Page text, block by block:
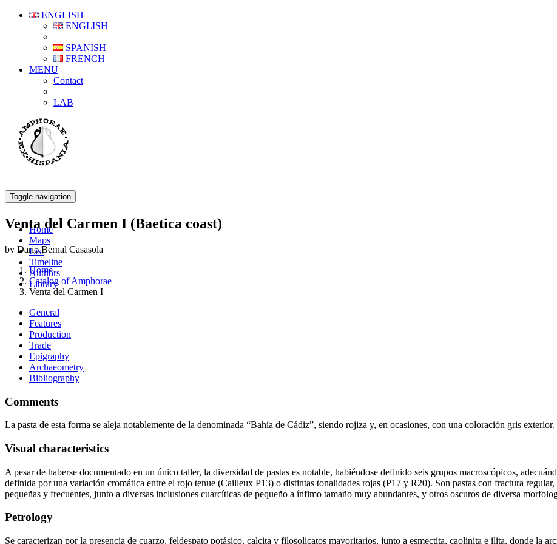
ENGLISH
ENGLISH
SPANISH
FRENCH
MENU
Contact
LAB
Toggle navigation
Home
Maps
List
Timeline
Authors
Library
Venta del Carmen I (Baetica coast)
by Dario Bernal Casasola
Home
Catalog of Amphorae
Venta del Carmen I
General
Features
Production
Trade
Epigraphy
Archaeometry
Bibliography
Comments
La pasta de esta forma se aleja notablemente de la denominada “Bahía de Cádiz”, siendo rojiza y, en ocasiones, con una coloración gris exterior.
Visual characteristics
A pesar de haberse documentado en un único taller, la diversidad de pastas es notable, habiéndose definido seis grupos macroscópicos,
definida por una variación cromática entre el rojo tenue (Cailleux P13) o distintas tonalidades rojas (P17 y R20). Son pastas con fractura
pequeñas y frecuentes, junto a diversas inclusiones cuarcíticas de pequeño a ínfimo tamaño muy abundantes, y otros oscuros de diversa
Petrology
Se caracterizan por la presencia de cuarzo, feldespato potásico, calcita y filosolicatos mayoritarios, junto a esmectita, caolinita e ilita, donde la